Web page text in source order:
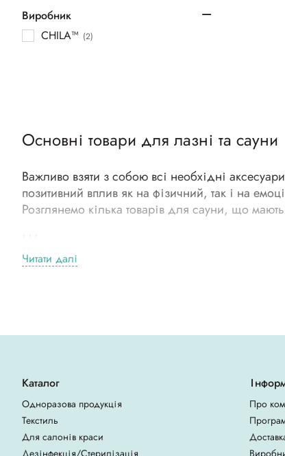
Виробник
CHILA™ (2)
Основні товари для лазні та сауни
Важливо взяти з собою всі необхідні
позитивний вплив як на фізичний, так і на
Розглянемо кілька товарів для сауни, що
Фліс – легкий і м'який, швидко сохне. Саме
Шапки для лазніпродаються універсальних
закривати вуха і потилицю).
Читати далі
Каталог
Одноразова продукція
Текстиль
Для салонів краси
Про